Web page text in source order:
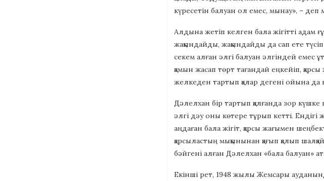
күресетін балуан ол емес, мынау», –
Алдына жетіп келген бала жігітті адам
жақындайды, жақындайды да сап ете
секем алған әлгі балуан әлгіндей
қамын жасап төрт тағандай еңкейіп,
желкеден тартып қалар дегені ойына да
Дәлелхан бір тартып қалғанда зор күшке
әлгі дәу оны көтере тұрып кетті.
аңдаған бала жігіт, қарсы жағымен
қарсыластың мықынынан қағып қалып
бәйгені алған Дәлелхан «бала балуан»
Екінші рет, 1948 жылы Жемсары